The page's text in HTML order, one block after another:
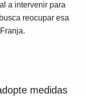
a intervenir para
reocupar esa
medidas